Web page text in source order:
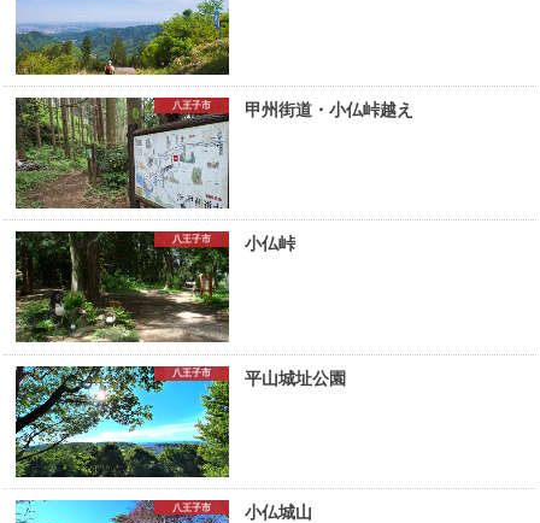
八王子市 甲州街道・小仏峠越え
八王子市 小仏峠
八王子市 平山城址公園
八王子市 小仏城山